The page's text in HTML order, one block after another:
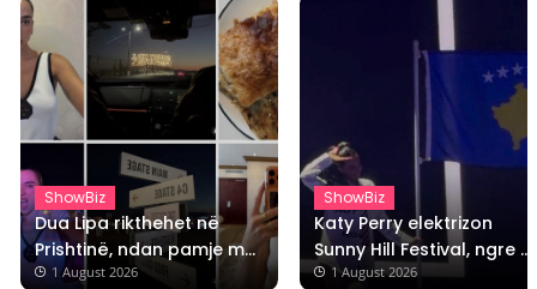
ShowBiz
Dua Lipa rikthehet në
Prishtinë, ndan pamje me
pite, speca e ajvar
1 August 2026
ShowBiz
Katy Perry elektrizon
Sunny Hill Festival, ngre
flamurin e Kosovës në
1 August 2026